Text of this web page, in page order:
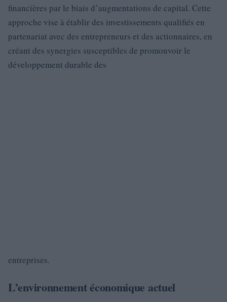
financières par le biais d’augmentations de capital. Cette
approche vise à établir des investissements qualifiés en
partenariat avec des entrepreneurs et des actionnaires, en
créant des synergies susceptibles de promouvoir le
développement durable des
entreprises.
L’environnement économique actuel